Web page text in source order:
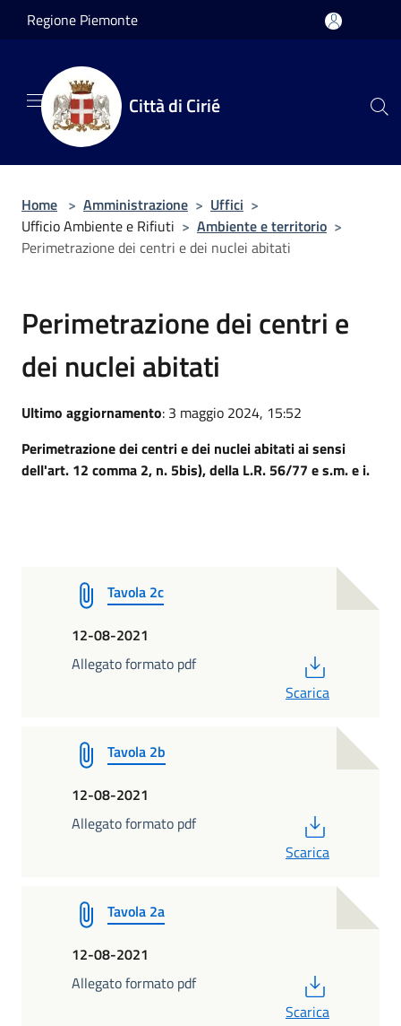
Salta al contenuto principale
Regione Piemonte
Città di Cirié
Home > Amministrazione > Uffici >
Ufficio Ambiente e Rifiuti > Ambiente e territorio >
Perimetrazione dei centri e dei nuclei abitati
Perimetrazione dei centri e
dei nuclei abitati
Ultimo aggiornamento: 3 maggio 2024, 15:52
Perimetrazione dei centri e dei nuclei abitati ai sensi
dell'art. 12 comma 2, n. 5bis), della L.R. 56/77 e s.m. e i.
Tavola 2c
12-08-2021
Allegato formato pdf
Scarica
Tavola 2b
12-08-2021
Allegato formato pdf
Scarica
Tavola 2a
12-08-2021
Allegato formato pdf
Scarica